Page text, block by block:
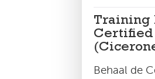
Training
Certified
Behaal de